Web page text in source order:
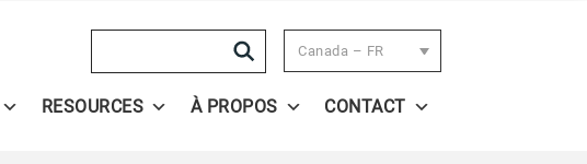
Canada – FR
RESOURCES À PROPOS CONTACT